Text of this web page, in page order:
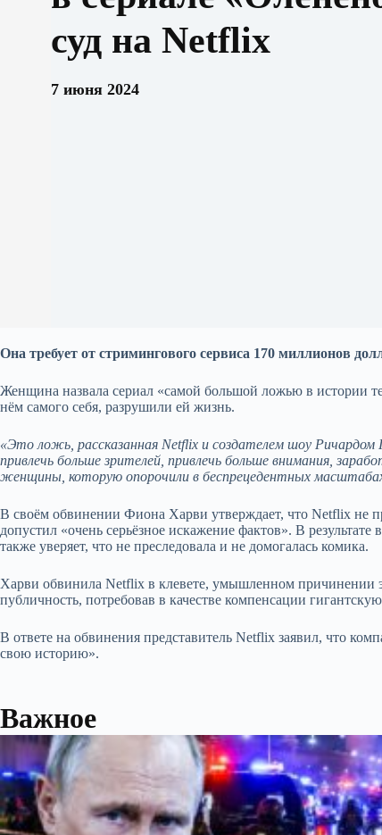
суд на Netflix
7 июня 2024
Она требует от стримингового сервиса 170 миллионов
Женщина назвала сериал «самой большой ложью в истории
нём самого себя, разрушили ей жизнь.
«Это ложь, рассказанная Netflix и создателем шоу
привлечь больше зрителей, привлечь больше внимания,
женщины, которую опорочили в беспрецедентных
В своём обвинении Фиона Харви утверждает, что Netflix не
допустил «очень серьёзное искажение фактов». В
также уверяет, что не преследовала и не домогалась комика.
Харви обвинила Netflix в клевете, умышленном причинении
публичность, потребовав в качестве компенсации
В ответе на обвинения представитель Netflix заявил, что
свою историю».
Важное